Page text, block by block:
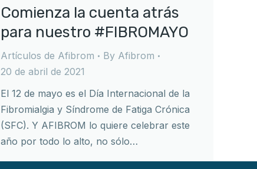
Comienza la cuenta atrás
para nuestro #FIBROMAYO
Artículos de Afibrom By Afibrom
20 de abril de 2021
El 12 de mayo es el Día Internacional de la
Fibromialgia y Síndrome de Fatiga Crónica
(SFC). Y AFIBROM lo quiere celebrar este
año por todo lo alto, no sólo…